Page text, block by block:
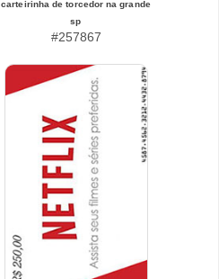
carteirinha de torcedor na grande
sp
#257867